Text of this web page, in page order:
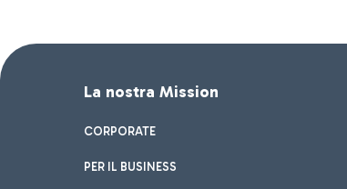
La nostra Mission
CORPORATE
PER IL BUSINESS